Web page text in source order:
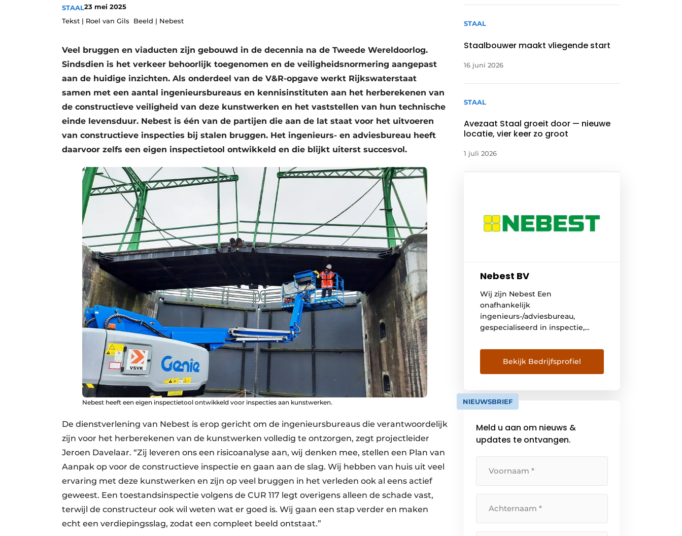
Vacature aanmelden
STAAL23 mei 2025
Tekst | Roel van Gils Beeld | Nebest
Veel bruggen en viaducten zijn gebouwd in de decennia na de Tweede Wereldoorlog.
Sindsdien is het verkeer behoorlijk toegenomen en de veiligheidsnormering aangepast
aan de huidige inzichten. Als onderdeel van de V&R-opgave werkt Rijkswaterstaat
samen met een aantal ingenieursbureaus en kennisinstituten aan het herberekenen van
de constructieve veiligheid van deze kunstwerken en het vaststellen van hun technische
einde levensduur. Nebest is één van de partijen die aan de lat staat voor het uitvoeren
van constructieve inspecties bij stalen bruggen. Het ingenieurs- en adviesbureau heeft
daarvoor zelfs een eigen inspectietool ontwikkeld en die blijkt uiterst succesvol.
Nebest heeft een eigen inspectietool ontwikkeld voor inspecties aan kunstwerken.
De dienstverlening van Nebest is erop gericht om de ingenieursbureaus die verantwoordelijk
zijn voor het herberekenen van de kunstwerken volledig te ontzorgen, zegt projectleider
Jeroen Davelaar. “Zij leveren ons een risicoanalyse aan, wij denken mee, stellen een Plan van
Aanpak op voor de constructieve inspectie en gaan aan de slag. Wij hebben van huis uit veel
ervaring met deze kunstwerken en zijn op veel bruggen in het verleden ook al eens actief
geweest. Een toestandsinspectie volgens de CUR 117 legt overigens alleen de schade vast,
terwijl de constructeur ook wil weten wat er goed is. Wij gaan een stap verder en maken
echt een verdiepingsslag, zodat een compleet beeld ontstaat.”
STAAL
Staalbouwer maakt vliegende start
16 juni 2026
STAAL
Avezaat Staal groeit door — nieuwe
locatie, vier keer zo groot
1 juli 2026
Nebest BV
Wij zijn Nebest Een
onafhankelijk
ingenieurs-/adviesbureau,
gespecialiseerd in inspectie,
en advies maar ook
projectmanagement in de bouw,
infra, industrie en waterbouw.
DNA en werd sinds oprichting in
1988 binnen de organisatie
vervulde bij de totstandkoming
van het risicogestuurd
Bekijk Bedrijfsprofiel
NIEUWSBRIEF
Meld u aan om nieuws &
updates te ontvangen.